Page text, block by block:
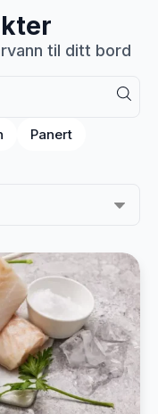
til ditt bord
Panert